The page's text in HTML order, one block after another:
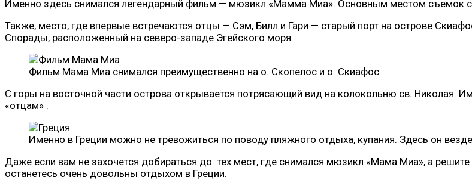
Именно здесь снимался легендарный фильм — мюзикл «Мамма Миа». Основным местом съемок
Также, место, где впервые встречаются отцы — Сэм, Билл и Гари — старый порт на острове
Спорады, расположенный на северо-западе Эгейского моря.
Фильм Мама Миа снимался преимущественно на о. Скопелос и о. Скиафос
С горы на восточной части острова открывается потрясающий вид на колокольню св. Николая.
«отцам» .
Именно в Греции можно не тревожиться по поводу пляжного отдыха, купания. Здесь он
Даже если вам не захочется добираться до тех мест, где снимался мюзикл «Мама Миа», а
останетесь очень довольны отдыхом в Греции.